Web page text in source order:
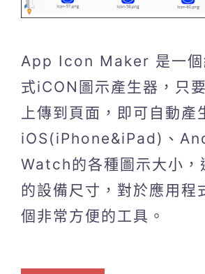
App Icon Maker 是一個
式iCON圖示產生器，只
上傳到頁面，即可自動產
iOS(iPhone&iPad)、
Watch的各種圖示大小，
的設備尺寸，對於應用程
個非常方便的工具。